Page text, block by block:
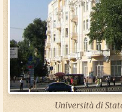
Università di